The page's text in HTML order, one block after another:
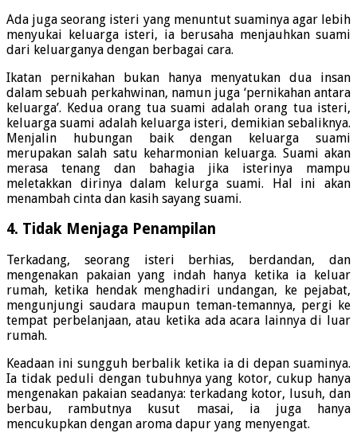
Ada juga seorang isteri yang menuntut suaminya agar lebih
menyukai keluarga isteri, ia berusaha menjauhkan suami
dari keluarganya dengan berbagai cara.
Ikatan pernikahan bukan hanya menyatukan dua insan
dalam sebuah perkahwinan, namun juga ‘pernikahan antara
keluarga’. Kedua orang tua suami adalah orang tua isteri,
keluarga suami adalah keluarga isteri, demikian sebaliknya.
Menjalin hubungan baik dengan keluarga suami
merupakan salah satu keharmonian keluarga. Suami akan
merasa tenang dan bahagia jika isterinya mampu
meletakkan dirinya dalam kelurga suami. Hal ini akan
menambah cinta dan kasih sayang suami.
4. Tidak Menjaga Penampilan
Terkadang, seorang isteri berhias, berdandan, dan
mengenakan pakaian yang indah hanya ketika ia keluar
rumah, ketika hendak menghadiri undangan, ke pejabat,
mengunjungi saudara maupun teman-temannya, pergi ke
tempat perbelanjaan, atau ketika ada acara lainnya di luar
rumah.
Keadaan ini sungguh berbalik ketika ia di depan suaminya.
Ia tidak peduli dengan tubuhnya yang kotor, cukup hanya
mengenakan pakaian seadanya: terkadang kotor, lusuh, dan
berbau, rambutnya kusut masai, ia juga hanya
mencukupkan dengan aroma dapur yang menyengat.